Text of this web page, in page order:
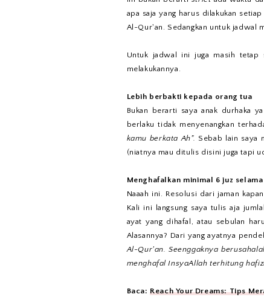
apa saja yang harus dilakukan
Al-Qur'an. Sedangkan untuk jadwal
Untuk jadwal ini juga masih tetap
melakukannya.
Lebih berbakti kepada orang tua
Bukan berarti saya anak durhaka
berlaku tidak menyenangkan
kamu berkata Ah". Sebab lain saya
(niatnya mau ditulis disini juga tapi
Menghafalkan minimal 6 juz
Naaah ini. Resolusi dari jaman
Kali ini langsung saya tulis aja
ayat yang dihafal, atau sebulan
Alasannya? Dari yang ayatnya
Al-Qur'an. Seenggaknya
menghafal InsyaAllah terhitung
Baca:Reach Your Dreams: Tips